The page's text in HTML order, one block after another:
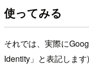
使ってみる
それでは、実際に
Identity」と表記します